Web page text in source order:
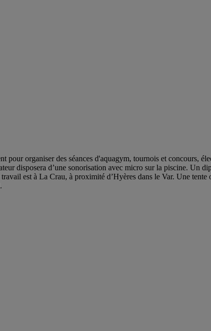
pour organiser des séances d'aquagym, tournois et concours,
disposera d’une sonorisation avec micro sur la piscine. Un
est à La Crau, à proximité d’Hyères dans le Var. Une